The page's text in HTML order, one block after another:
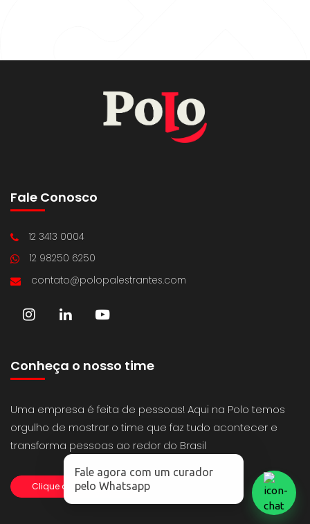
Fale Conosco
12 3413 0004
12 98250 6250
contato@polopalestrantes.com
Conheça o nosso time
Uma empresa é feita de pessoas! Aqui na Polo temos
orgulho de mostrar o time que faz tudo acontecer e
transforma pessoas ao redor do Brasil
Clique aqui e conheça
Fale agora com um curador
pelo Whatsapp